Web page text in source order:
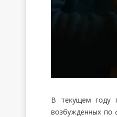
В текущем году
возбужденных по